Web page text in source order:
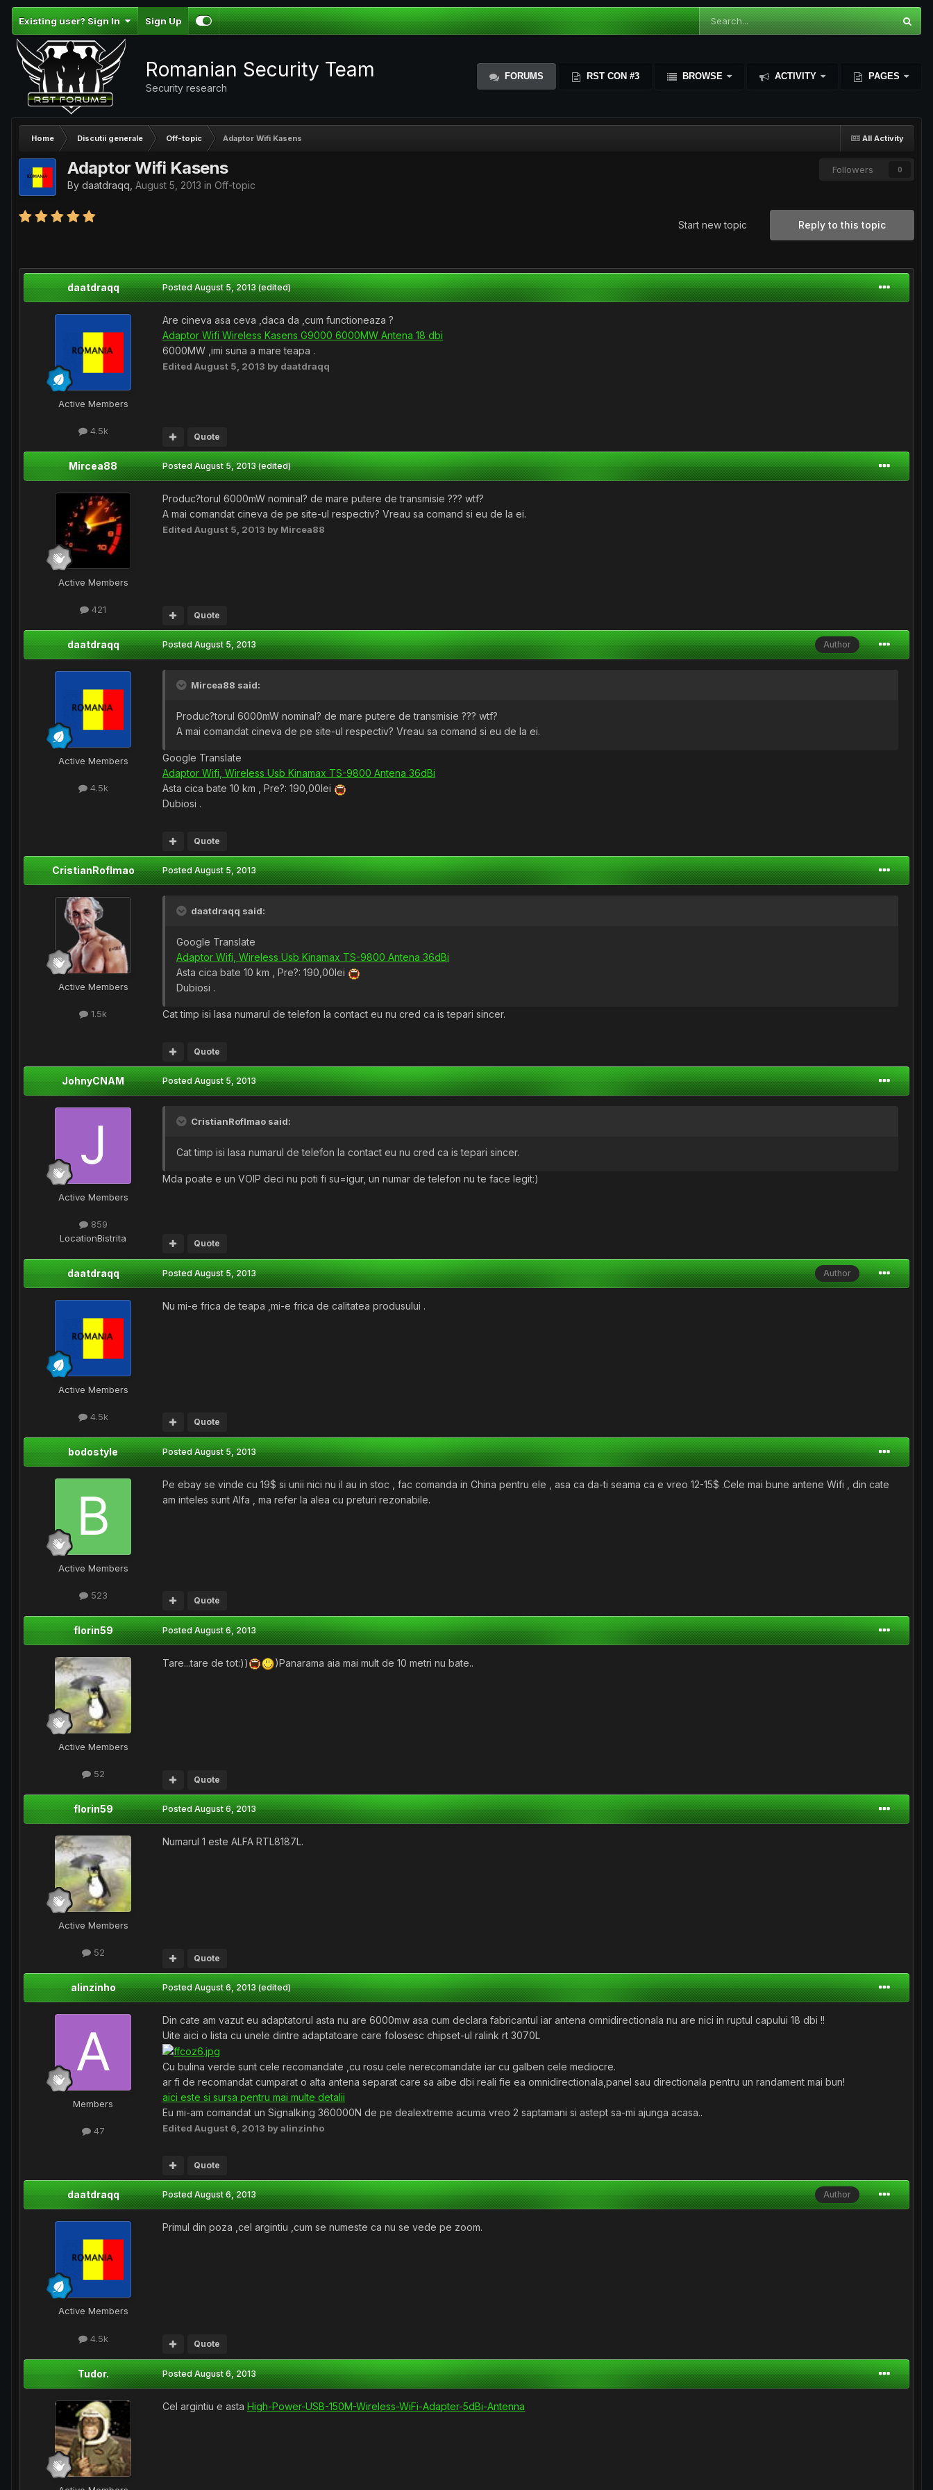
Existing user? Sign In Sign Up
Romanian Security Team
Security research
FORUMS RST CON #3 BROWSE ACTIVITY PAGES
All Activity
Home Discutii generale Off-topic Adaptor Wifi Kasens
Followers 0
Adaptor Wifi Kasens
By daatdraqq August 5, 2013 in Off-topic
Reply to this topic
Start new topic
daatdraqq
Active Members
4.5k
PostedAugust 5, 2013 (edited)
Are cineva asa ceva ,daca da ,cum functioneaza ?
Adaptor Wifi Wireless Kasens G9000 6000MW Antena 18 dbi
6000MW ,imi suna a mare teapa .
Edited August 5, 2013 by daatdraqq
Quote
Mircea88
Active Members
421
PostedAugust 5, 2013 (edited)
Produc?torul 6000mW nominal? de mare putere de transmisie ??? wtf?
A mai comandat cineva de pe site-ul respectiv? Vreau sa comand si eu de la ei.
Edited August 5, 2013 by Mircea88
Quote
daatdraqq
Active Members
4.5k
Author
PostedAugust 5, 2013
Mircea88 said:
Produc?torul 6000mW nominal? de mare putere de transmisie ??? wtf?
A mai comandat cineva de pe site-ul respectiv? Vreau sa comand si eu de la ei.
Google Translate
Adaptor Wifi, Wireless Usb Kinamax TS-9800 Antena 36dBi
Asta cica bate 10 km , Pre?: 190,00lei
Dubiosi .
Quote
CristianRoflmao
Active Members
1.5k
PostedAugust 5, 2013
daatdraqq said:
Google Translate
Adaptor Wifi, Wireless Usb Kinamax TS-9800 Antena 36dBi
Asta cica bate 10 km , Pre?: 190,00lei
Dubiosi .
Cat timp isi lasa numarul de telefon la contact eu nu cred ca is tepari sincer.
Quote
JohnyCNAM
Active Members
859
LocationBistrita
PostedAugust 5, 2013
CristianRoflmao said:
Cat timp isi lasa numarul de telefon la contact eu nu cred ca is tepari sincer.
Mda poate e un VOIP deci nu poti fi su=igur, un numar de telefon nu te face legit:)
Quote
daatdraqq
Active Members
4.5k
Author
PostedAugust 5, 2013
Nu mi-e frica de teapa ,mi-e frica de calitatea produsului .
Quote
bodostyle
Active Members
523
PostedAugust 5, 2013
Pe ebay se vinde cu 19$ si unii nici nu il au in stoc , fac comanda in China pentru ele , asa ca da-ti seama ca e vreo 12-15$ .Cele mai bune antene Wifi , din cate
am inteles sunt Alfa , ma refer la alea cu preturi rezonabile.
Quote
florin59
Active Members
52
PostedAugust 6, 2013
Tare...tare de tot:)) )Panarama aia mai mult de 10 metri nu bate..
Quote
florin59
Active Members
52
PostedAugust 6, 2013
Numarul 1 este ALFA RTL8187L.
Quote
alinzinho
Members
47
PostedAugust 6, 2013 (edited)
Din cate am vazut eu adaptatorul asta nu are 6000mw asa cum declara fabricantul iar antena omnidirectionala nu are nici in ruptul capului 18 dbi !!
Uite aici o lista cu unele dintre adaptatoare care folosesc chipset-ul ralink rt 3070L
Cu bulina verde sunt cele recomandate ,cu rosu cele nerecomandate iar cu galben cele mediocre.
ar fi de recomandat cumparat o alta antena separat care sa aibe dbi reali fie ea omnidirectionala,panel sau directionala pentru un randament mai bun!
aici este si sursa pentru mai multe detalii
Eu mi-am comandat un Signalking 360000N de pe dealextreme acuma vreo 2 saptamani si astept sa-mi ajunga acasa..
Edited August 6, 2013 by alinzinho
Quote
daatdraqq
Active Members
4.5k
Author
PostedAugust 6, 2013
Primul din poza ,cel argintiu ,cum se numeste ca nu se vede pe zoom.
Quote
Tudor. PostedAugust 6, 2013
Cel argintiu e asta High-Power-USB-150M-Wireless-WiFi-Adapter-5dBi-Antenna